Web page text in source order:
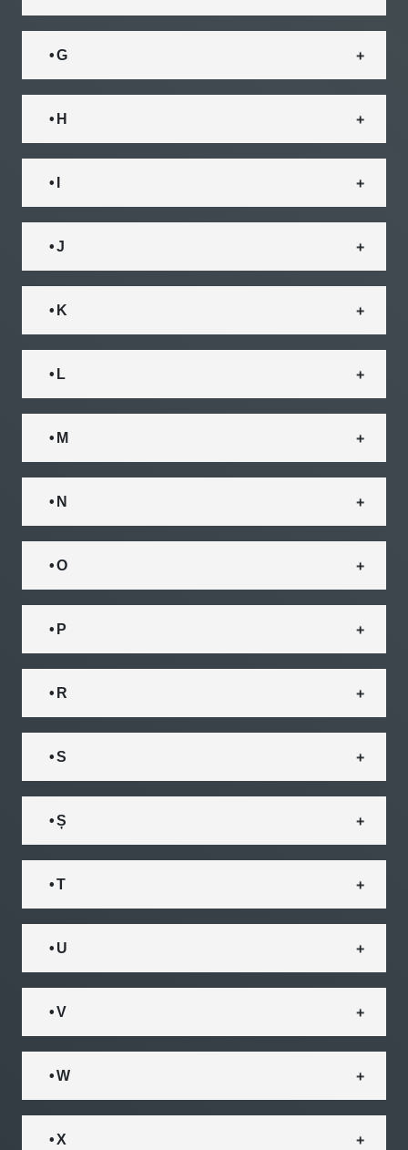
• G
• H
• I
• J
• K
• L
• M
• N
• O
• P
• R
• S
• Ș
• T
• U
• V
• W
• X